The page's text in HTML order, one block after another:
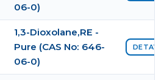
06-0)
1,3-Dioxolane,RE -
Pure (CAS No: 646-
06-0)
DETAYI